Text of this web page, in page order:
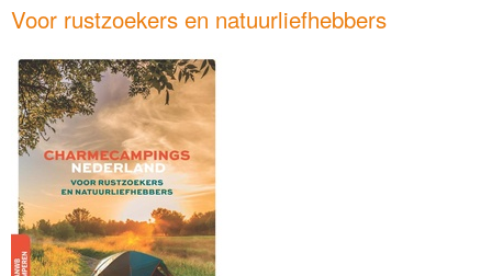
Voor rustzoekers en natuurliefhebbers